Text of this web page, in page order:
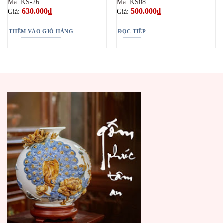
Mã: KS-26
Giá: 630.000₫
THÊM VÀO GIỎ HÀNG
Mã: KS08
Giá: 500.000₫
ĐỌC TIẾP